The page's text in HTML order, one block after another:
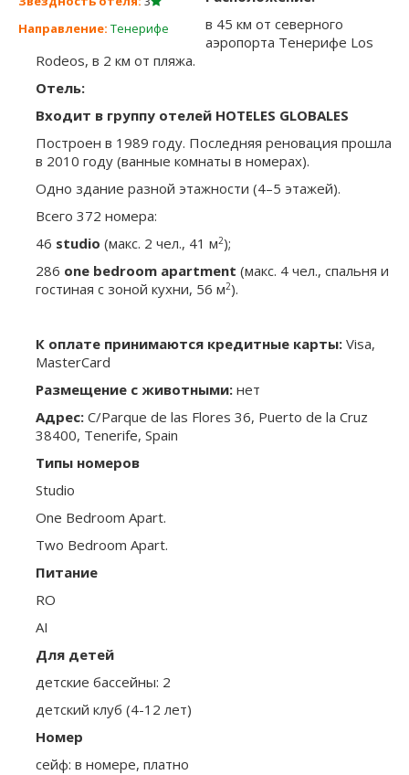
Направление: Тенерифе
в 45 км от северного
аэропорта Тенерифе Los
Rodeos, в 2 км от пляжа.
Отель:
Входит в группу отелей HOTELES GLOBALES
Построен в 1989 году. Последняя реновация прошла
в 2010 году (ванные комнаты в номерах).
Одно здание разной этажности (4–5 этажей).
Всего 372 номера:
46 studio (макс. 2 чел., 41 м2);
286 one bedroom apartment (макс. 4 чел., спальня и
гостиная с зоной кухни, 56 м2).
К оплате принимаются кредитные карты: Visa,
MasterCard
Размещение с животными: нет
Адрес: С/Parque de las Flores 36, Puerto de la Cruz
38400, Tenerife, Spain
Типы номеров
Studio
One Bedroom Apart.
Two Bedroom Apart.
Питание
RO
AI
Для детей
детские бассейны: 2
детский клуб (4-12 лет)
Номер
сейф: в номере, платно